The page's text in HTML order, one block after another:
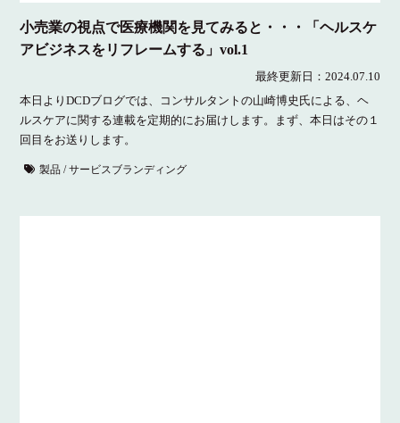
小売業の視点で医療機関を見てみると・・・「ヘルスケ
アビジネスをリフレームする」vol.1
最終更新日： 2024.07.10
本日よりDCDブログでは、コンサルタントの山崎博史氏による、ヘ
ルスケアに関する連載を定期的にお届けします。まず、本日はその１
回目をお送りします。
製品 / サービスブランディング